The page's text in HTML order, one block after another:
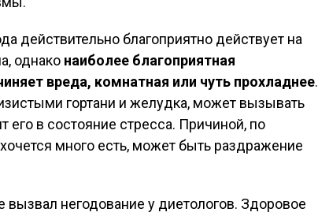
действительно благоприятно действует на
однако наиболее благоприятная
вреда, комнатная или чуть прохладнее.
гортани и желудка, может вызывать
его в состояние стресса. Причиной, по
много есть, может быть раздражение
вызвал негодование у диетологов. Здоровое